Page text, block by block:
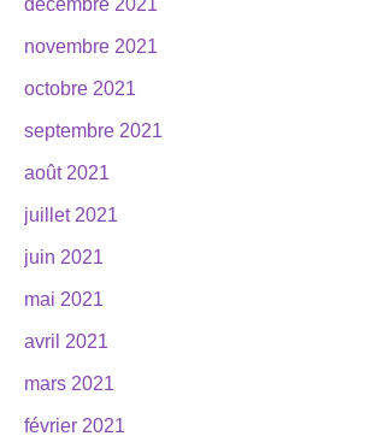
décembre 2021
novembre 2021
octobre 2021
septembre 2021
août 2021
juillet 2021
juin 2021
mai 2021
avril 2021
mars 2021
février 2021